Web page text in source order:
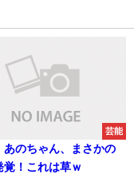
芸能
あのちゃん、まさかの
覚！これは草ｗ